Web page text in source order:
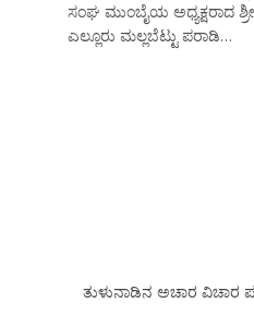
ಸಂಘ ಮುಂಬೈಯ ಅಧ್ಯಕ್ಷರಾದ
ಎಲ್ಲೂರು ಮಲ್ಲಬೆಟ್ಟು ಪರಾಡಿ…
ತುಳುನಾಡಿನ ಅಚಾರ ವಿಚಾರ